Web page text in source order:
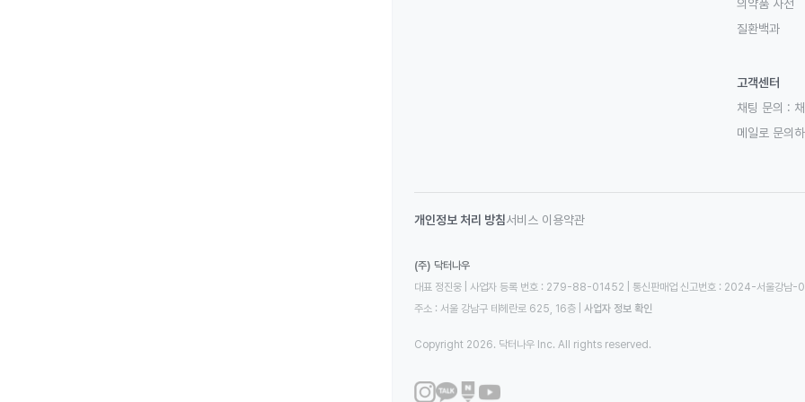
의약품 사전
질환백과
고객센터
채팅 문의 :
메일로 문의하
개인정보 처리 방침서비스 이용약관
(주) 닥터나우
대표 정진웅 | 사업자 등록 번호 : 279-88-01452 | 통신판매업 신고번호 : 2024-서울강남
주소 : 서울 강남구 테헤란로 625, 16층
사업자 정보 확인
Copyright 2026. 닥터나우 Inc. All rights reserved.